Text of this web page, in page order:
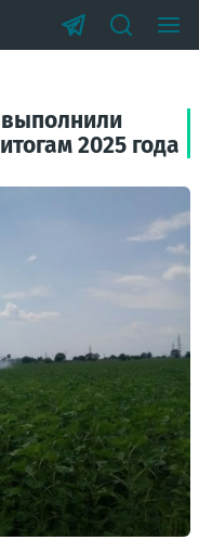
2025 года